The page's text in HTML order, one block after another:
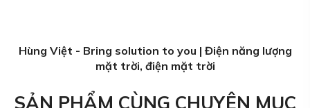
Hùng Việt - Bring solution to you | Điện năng lượng
mặt trời, điện mặt trời
SẢN PHẨM CÙNG CHUYÊN MỤC